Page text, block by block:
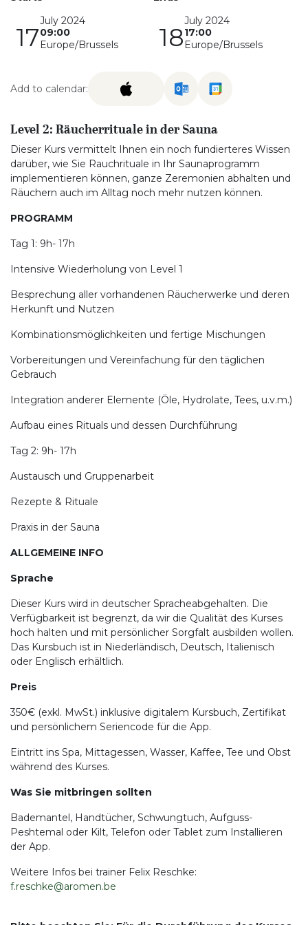
17
July 2024
09:00
Europe/Brussels
18
July 2024
17:00
Europe/Brussels
Add to calendar:
Level 2: Räucherrituale in der Sauna
Dieser Kurs vermittelt Ihnen ein noch fundierteres Wissen
darüber, wie Sie Rauchrituale in Ihr Saunaprogramm
implementieren können, ganze Zeremonien abhalten und
Räuchern auch im Alltag noch mehr nutzen können.
PROGRAMM
Tag 1: 9h- 17h
Intensive Wiederholung von Level 1
Besprechung aller vorhandenen Räucherwerke und deren
Herkunft und Nutzen
Kombinationsmöglichkeiten und fertige Mischungen
Vorbereitungen und Vereinfachung für den täglichen
Gebrauch
Integration anderer Elemente (Öle, Hydrolate, Tees, u.v.m.)
Aufbau eines Rituals und dessen Durchführung
Tag 2: 9h- 17h
Austausch und Gruppenarbeit
Rezepte & Rituale
Praxis in der Sauna
ALLGEMEINE INFO
Sprache
Dieser Kurs wird in deutscher Spracheabgehalten. Die
Verfügbarkeit ist begrenzt, da wir die Qualität des Kurses
hoch halten und mit persönlicher Sorgfalt ausbilden wollen.
Das Kursbuch ist in Niederländisch, Deutsch, Italienisch
oder Englisch erhältlich.
Preis
350€ (exkl. MwSt.) inklusive digitalem Kursbuch, Zertifikat
und persönlichem Seriencode für die App.
Eintritt ins Spa, Mittagessen, Wasser, Kaffee, Tee und Obst
während des Kurses.
Was Sie mitbringen sollten
Bademantel, Handtücher, Schwungtuch, Aufguss-
Peshtemal oder Kilt, Telefon oder Tablet zum Installieren
der App.
Weitere Infos bei trainer Felix Reschke:
f.reschke@aromen.be